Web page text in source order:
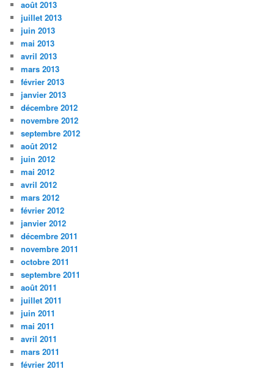
août 2013
juillet 2013
juin 2013
mai 2013
avril 2013
mars 2013
février 2013
janvier 2013
décembre 2012
novembre 2012
septembre 2012
août 2012
juin 2012
mai 2012
avril 2012
mars 2012
février 2012
janvier 2012
décembre 2011
novembre 2011
octobre 2011
septembre 2011
août 2011
juillet 2011
juin 2011
mai 2011
avril 2011
mars 2011
février 2011